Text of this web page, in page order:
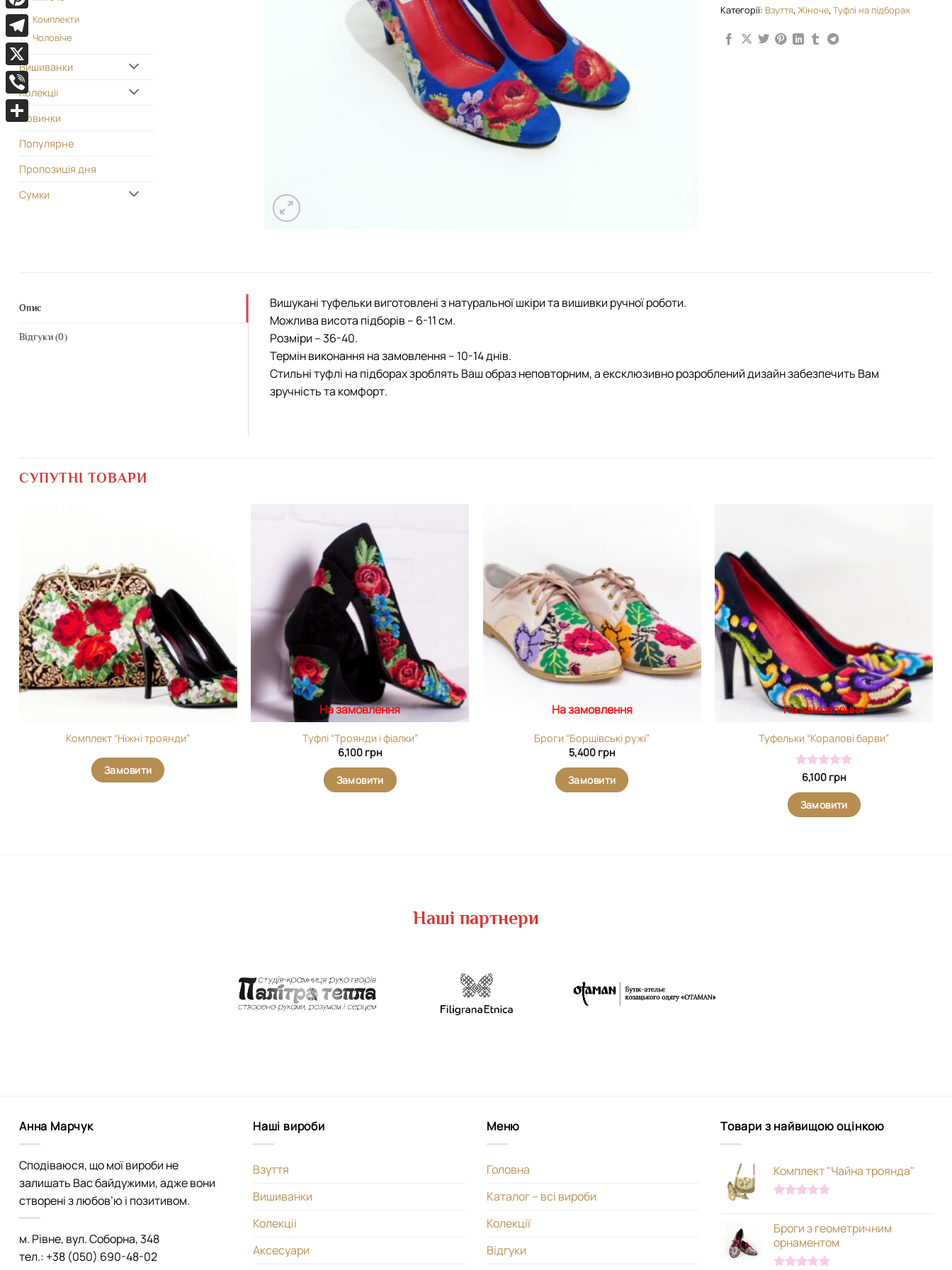
Комплекти
Чоловіче
Вишиванки
Колекціі
Новинки
Популярне
Пропозиція дня
Сумки
Категорії: Взуття, Жіноче, Туфлі на підборах
Опис
Відгуки (0)
Вишукані туфельки виготовлені з натуральної шкіри та вишивки ручної роботи.
Можлива висота підборів – 6-11 см.
Розміри – 36-40.
Термін виконання на замовлення – 10-14 днів.
Стильні туфлі на підборах зроблять Ваш образ неповторним, а ексклюзивно розроблений дизайн забезпечить Вам
зручність та комфорт.
СУПУТНІ ТОВАРИ
Комплект “Ніжні троянди”
Замовити
На замовлення
Туфлі “Троянди і фіалки”
6,100 грн
Замовити
На замовлення
Броги “Борщівські ружі”
5,400 грн
Замовити
На замовлення
Туфельки “Коралові барви”
Оцінено в
6,100 грн
Замовити
Наші партнери
Анна Марчук
Сподіваюся, що мої вироби не
залишать Вас байдужими, адже вони
створені з любов’ю і позитивом.
м. Рівне, вул. Соборна, 348
тел.: +38 (050) 690-48-02
Наші вироби
Взуття
Вишиванки
Колекціі
Аксесуари
Меню
Головна
Каталог – всі вироби
Колекції
Відгуки
Товари з найвищою оцінкою
Комплект "Чайна троянда"
Броги з геометричним
орнаментом
Pinterest
Telegram
X
Viber